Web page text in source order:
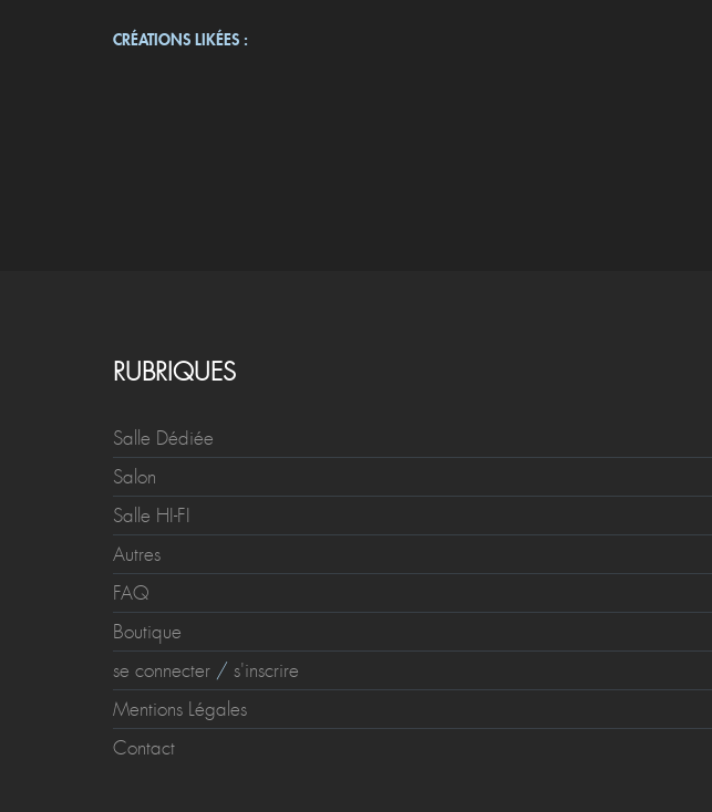
CRÉATIONS LIKÉES :
RUBRIQUES
Salle Dédiée
Salon
Salle HI-FI
Autres
FAQ
Boutique
se connecter / s'inscrire
Mentions Légales
Contact